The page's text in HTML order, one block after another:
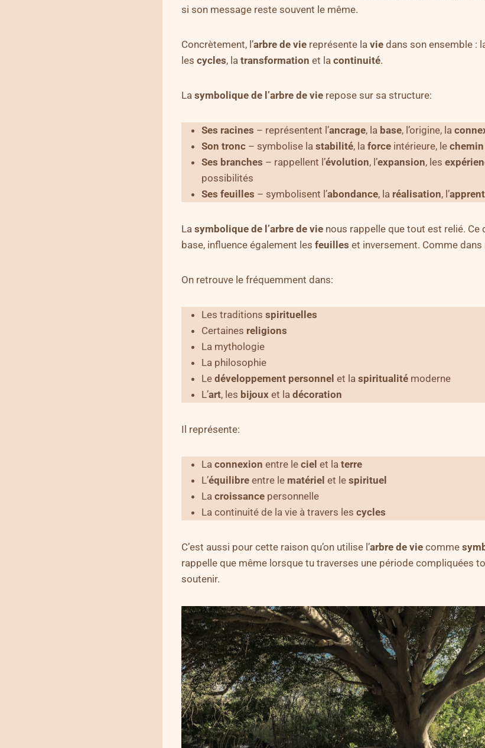
si son message reste souvent le même.
Concrètement, l’arbre de vie représente la vie dans son ensemble :
les cycles, la transformation et la continuité.
La symbolique de l’arbre de vie repose sur sa structure:
Ses racines – représentent l’ancrage, la base, l’origine, la
Son tronc – symbolise la stabilité, la force intérieure, le
Ses branches – rappellent l’évolution, l’expansion, les
possibilités
Ses feuilles – symbolisent l’abondance, la réalisation, l’
La symbolique de l’arbre de vie nous rappelle que tout est relié. Ce
base, influence également les feuilles et inversement. Comme
On retrouve le fréquemment dans:
Les traditions spirituelles
Certaines religions
La mythologie
La philosophie
Le développement personnel et la spiritualité moderne
L’art, les bijoux et la décoration
Il représente:
La connexion entre le ciel et la terre
L’équilibre entre le matériel et le spirituel
La croissance personnelle
La continuité de la vie à travers les cycles
C’est aussi pour cette raison qu’on utilise l’arbre de vie comme
rappelle que même lorsque tu traverses une période compliquées
soutenir.